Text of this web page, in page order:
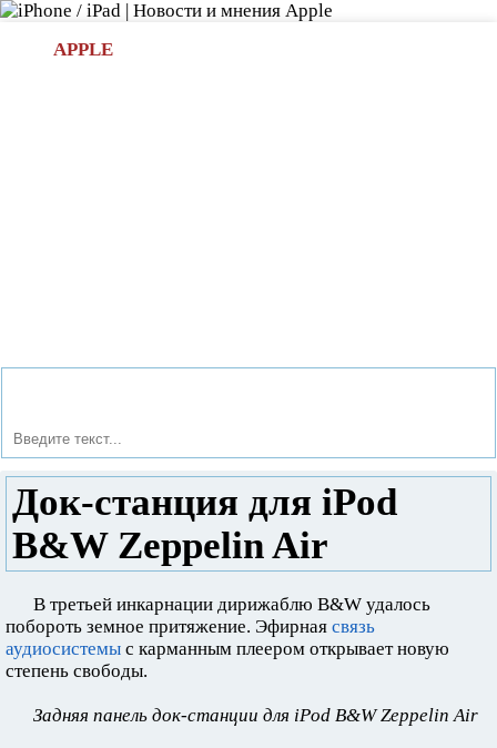
APPLE
Док-станция для iPod
B&W Zeppelin Air
В третьей инкарнации дирижаблю B&W удалось
побороть земное притяжение. Эфирная связь
аудиосистемы с карманным плеером открывает новую
степень свободы.
Задняя панель док-станции для iPod B&W Zeppelin Air